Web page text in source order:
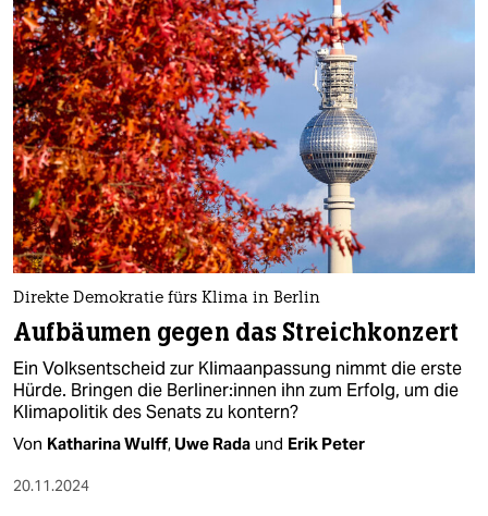
Direkte Demokratie fürs Klima in Berlin
Aufbäumen gegen das Streichkonzert
Ein Volksentscheid zur Klimaanpassung nimmt die erste
Hürde. Bringen die Ber­li­ne­r:in­nen ihn zum Erfolg, um die
Klimapolitik des Senats zu kontern?
Von Katharina Wulff, Uwe Rada und Erik Peter
20.11.2024